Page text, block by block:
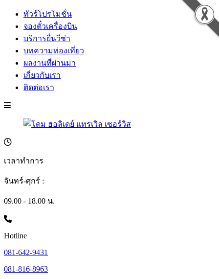
ทัวร์โปรโมชั่น
จองตั๋วเครื่องบิน
บริการยื่นวีซ่า
บทความท่องเที่ยว
ผลงานที่ผ่านมา
เกี่ยวกับเรา
ติดต่อเรา
เวลาทำการ
จันทร์-ศุกร์ :
09.00 - 18.00 น.
Hotline
081-642-9431
081-816-8963